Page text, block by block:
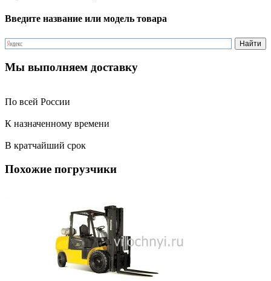
Введите название или модель товара
Мы выполняем доставку
По всей России
К назначенному времени
В кратчайший срок
Похожие погрузчики